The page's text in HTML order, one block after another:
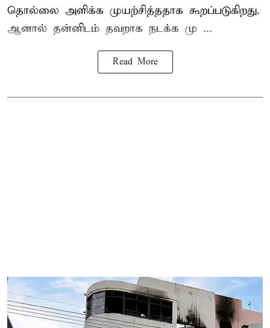
தொல்லை அளிக்க முயற்சித்ததாக கூறப்படுகிறது.
ஆனால் தன்னிடம் தவறாக நடக்க மு ...
Read More